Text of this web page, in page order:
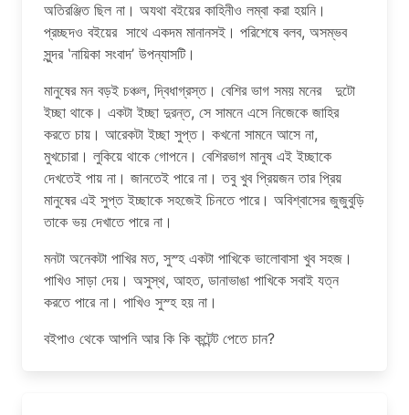
অতিরঞ্জিত ছিল না। অযথা বইয়ের কাহিনীও লম্বা করা হয়নি।
প্রচ্ছদও বইয়ের সাথে একদম মানানসই। পরিশেষে বলব, অসম্ভব
সুন্দর ‛নায়িকা সংবাদ’ উপন্যাসটি।
মানুষের মন বড়ই চঞ্চল, দ্বিধাগ্রস্ত। বেশির ভাগ সময় মনের দুটো
ইচ্ছা থাকে। একটা ইচ্ছা দুরন্ত, সে সামনে এসে নিজেকে জাহির
করতে চায়। আরেকটা ইচ্ছা সুপ্ত। কখনো সামনে আসে না,
মুখচোরা। লুকিয়ে থাকে গোপনে। বেশিরভাগ মানুষ এই ইচ্ছাকে
দেখতেই পায় না। জানতেই পারে না। তবু খুব প্রিয়জন তার প্রিয়
মানুষের এই সুপ্ত ইচ্ছাকে সহজেই চিনতে পারে। অবিশ্বাসের জুজুবুড়ি
তাকে ভয় দেখাতে পারে না।
মনটা অনেকটা পাখির মত, সুস্হ একটা পাখিকে ভালোবাসা খুব সহজ।
পাখিও সাড়া দেয়। অসুস্থ, আহত, ডানাভাঙা পাখিকে সবাই যত্ন
করতে পারে না। পাখিও সুস্হ হয় না।
বইপাও থেকে আপনি আর কি কি কন্টেন্ট পেতে চান?